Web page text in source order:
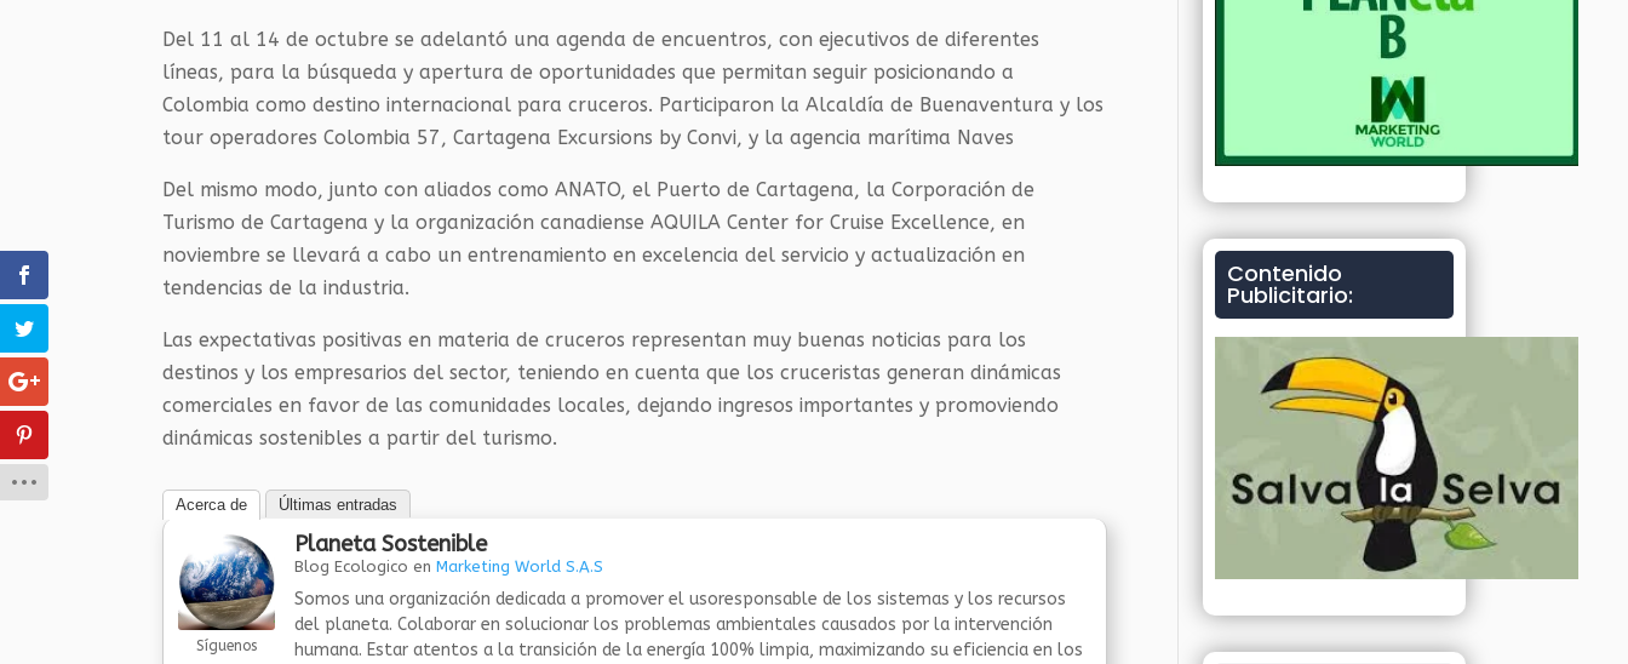
Del 11 al 14 de octubre se adelantó una agenda de encuentros, con ejecutivos de diferentes
líneas, para la búsqueda y apertura de oportunidades que permitan seguir posicionando a
Colombia como destino internacional para cruceros. Participaron la Alcaldía de Buenaventura y los
tour operadores Colombia 57, Cartagena Excursions by Convi, y la agencia marítima Naves
Del mismo modo, junto con aliados como ANATO, el Puerto de Cartagena, la Corporación de
Turismo de Cartagena y la organización canadiense AQUILA Center for Cruise Excellence, en
noviembre se llevará a cabo un entrenamiento en excelencia del servicio y actualización en
tendencias de la industria.
Las expectativas positivas en materia de cruceros representan muy buenas noticias para los
destinos y los empresarios del sector, teniendo en cuenta que los cruceristas generan dinámicas
comerciales en favor de las comunidades locales, dejando ingresos importantes y promoviendo
dinámicas sostenibles a partir del turismo.
Acerca de Últimas entradas
Síguenos
Planeta Sostenible
Blog Ecologico enMarketing World S.A.S
Somos una organización dedicada a promover el usoresponsable de los sistemas y los recursos
del planeta. Colaborar en solucionar los problemas ambientales causados por la intervención
humana. Estar atentos a la transición de la energía 100% limpia, maximizando su eficiencia en los
Contenido
Publicitario: